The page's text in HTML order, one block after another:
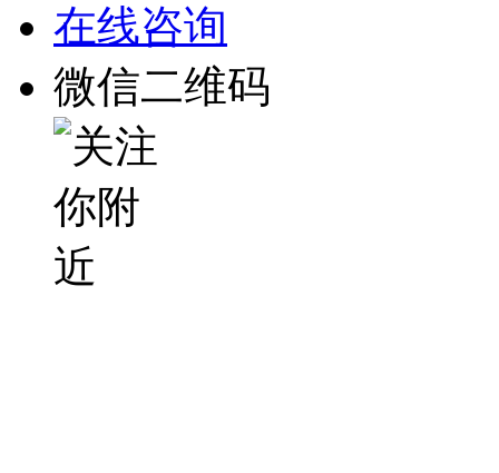
在线咨询
微信二维码